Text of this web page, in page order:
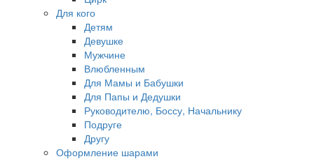
Для кого
Детям
Девушке
Мужчине
Влюбленным
Для Мамы и Бабушки
Для Папы и Дедушки
Руководителю, Боссу, Начальнику
Подруге
Другу
Оформление шарами